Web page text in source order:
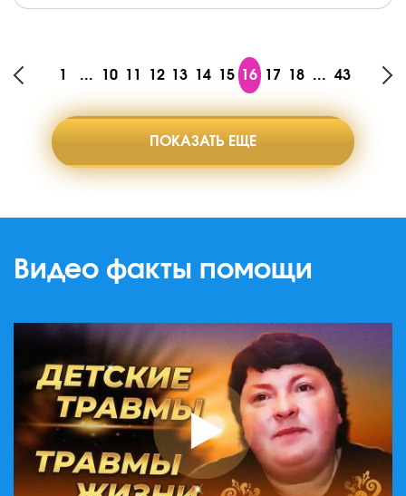
1 ... 10 11 12 13 14 15 16 17 18 ... 43
ПОКАЗАТЬ ЕЩЕ
Видео факты помощи